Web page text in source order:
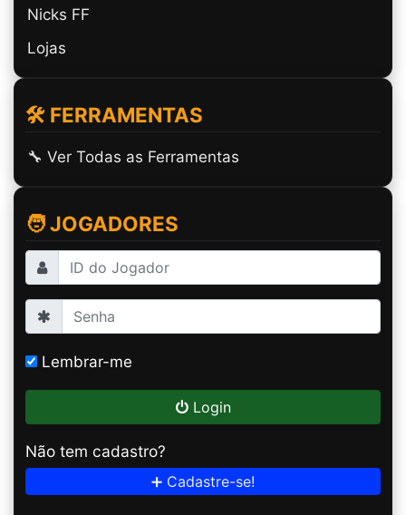
Nicks FF
Lojas
🛠️ FERRAMENTAS
🔧 Ver Todas as Ferramentas
🧑 JOGADORES
Lembrar-me
Login
Não tem cadastro?
➕ Cadastre-se!